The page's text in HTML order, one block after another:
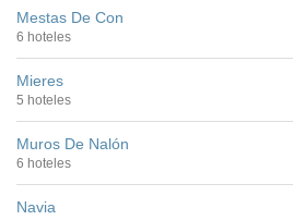
Mestas De Con
6 hoteles
Mieres
5 hoteles
Muros De Nalón
6 hoteles
Navia